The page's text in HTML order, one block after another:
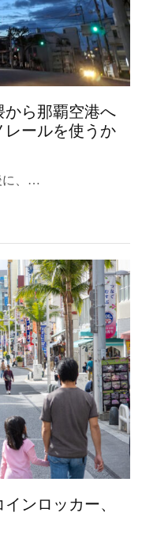
から那覇空港へ
レールを使うか
に、…
ンロッカー、